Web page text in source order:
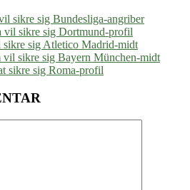
sikre sig Bundesliga-angriber
vil sikre sig Dortmund-profil
sikre sig Atletico Madrid-midt
vil sikre sig Bayern München-midt
sikre sig Roma-profil